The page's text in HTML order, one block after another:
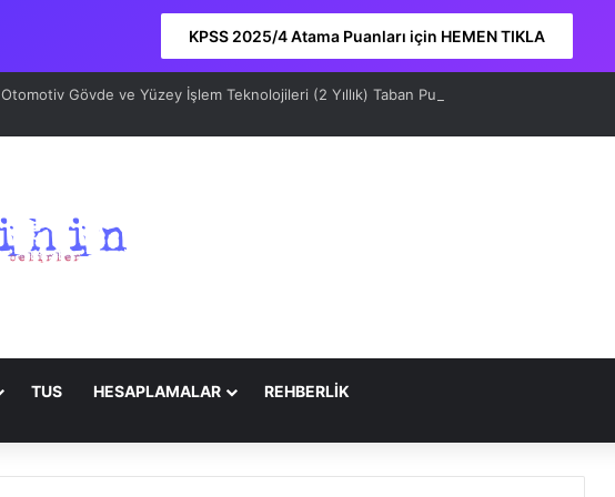
KPSS 2025/4 Atama Puanları için HEMEN TIKLA
Otomotiv Gövde ve Yüzey İşlem Teknolojileri (2 Yıllık) Taban Puanları 2026 ve Sıralama
TUS HESAPLAMALAR REHBERLİK